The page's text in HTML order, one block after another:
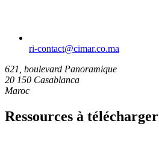
ri-contact​@cimar.co.ma
621, boulevard Panoramique
20 150 Casablanca
Maroc
Ressources à télécharger